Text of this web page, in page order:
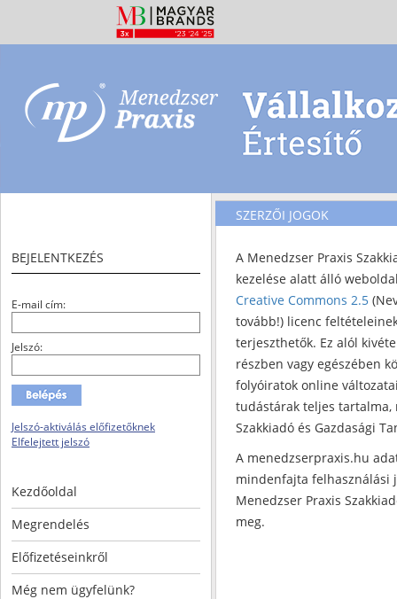
BEJELENTKEZÉS
E-mail cím:
Jelszó:
Jelszó-aktiválás előfizetőknek
Elfelejtett jelszó
Kezdőoldal
Megrendelés
Előfizetéseinkről
Még nem ügyfelünk?
SZERZŐI JOGOK
A Menedzser Praxis
kezelése alatt álló
Creative Commons 2.5
tovább!) licenc
terjeszthetők. Ez alól
részben vagy egészében
folyóiratok online
tudástárak teljes tartalma,
Szakkiadó és Gazdasági
A menedzserpraxis.hu
mindenfajta felhasználási
Menedzser Praxis
meg.